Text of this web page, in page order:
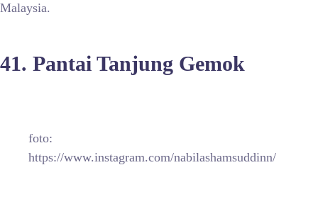
Malaysia.
41. Pantai Tanjung Gemok
foto:
https://www.instagram.com/nabilashamsuddinn/